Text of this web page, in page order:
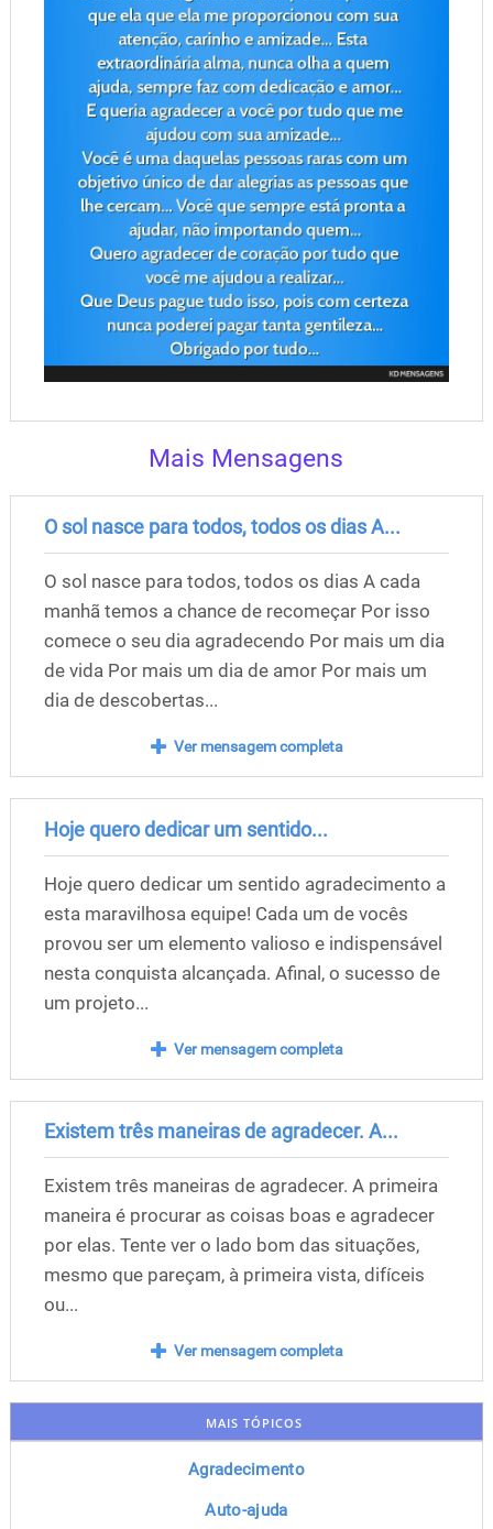
Mais Mensagens
O sol nasce para todos, todos os dias A...
O sol nasce para todos, todos os dias A cada
manhã temos a chance de recomeçar Por isso
comece o seu dia agradecendo Por mais um dia
de vida Por mais um dia de amor Por mais um
dia de descobertas...
Ver mensagem completa
Hoje quero dedicar um sentido...
Hoje quero dedicar um sentido agradecimento a
esta maravilhosa equipe! Cada um de vocês
provou ser um elemento valioso e indispensável
nesta conquista alcançada. Afinal, o sucesso de
um projeto...
Ver mensagem completa
Existem três maneiras de agradecer. A...
Existem três maneiras de agradecer. A primeira
maneira é procurar as coisas boas e agradecer
por elas. Tente ver o lado bom das situações,
mesmo que pareçam, à primeira vista, difíceis
ou...
Ver mensagem completa
MAIS TÓPICOS
Agradecimento
Auto-ajuda